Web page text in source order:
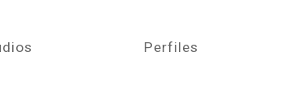
Perfiles